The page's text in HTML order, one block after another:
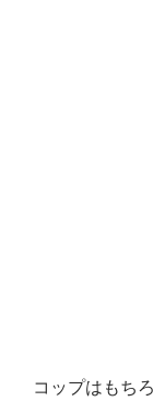
コップはもち